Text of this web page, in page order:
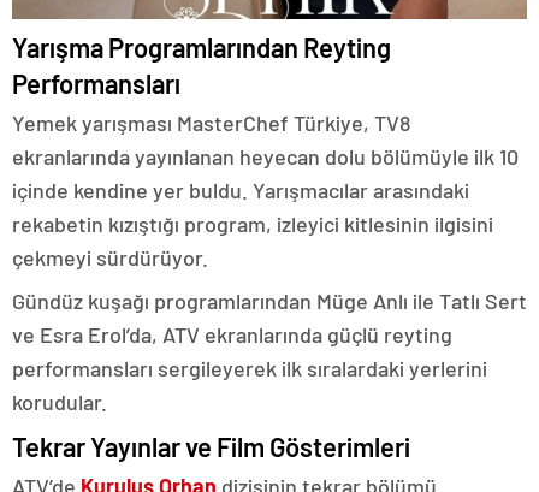
Yarışma Programlarından Reyting
Performansları
Yemek yarışması MasterChef Türkiye, TV8
ekranlarında yayınlanan heyecan dolu bölümüyle ilk 10
içinde kendine yer buldu. Yarışmacılar arasındaki
rekabetin kızıştığı program, izleyici kitlesinin ilgisini
çekmeyi sürdürüyor.
Gündüz kuşağı programlarından Müge Anlı ile Tatlı Sert
ve Esra Erol’da, ATV ekranlarında güçlü reyting
performansları sergileyerek ilk sıralardaki yerlerini
korudular.
Tekrar Yayınlar ve Film Gösterimleri
ATV’de Kuruluş Orhan dizisinin tekrar bölümü